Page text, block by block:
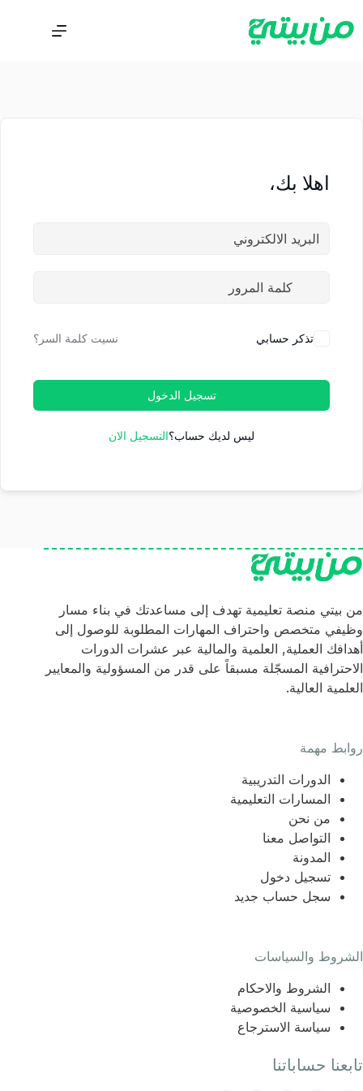
اهلا بك،
تذكر حسابي نسيت كلمة السر؟
تسجيل الدخول
ليس لديك حساب؟التسجيل الان
من بيتي منصة تعليمية تهدف إلى مساعدتك في بناء مسار
وظيفي متخصص واحتراف المهارات المطلوبة للوصول إلى
أهدافك العملية, العلمية والمالية عبر عشرات الدورات
الاحترافية المسجّلة مسبقاً على قدر من المسؤولية والمعايير
العلمية العالية.
روابط مهمة
الدورات التدريبية
المسارات التعليمية
من نحن
التواصل معنا
المدونة
تسجيل دخول
سجل حساب جديد
الشروط والسياسات
الشروط والاحكام
سياسية الخصوصية
سياسة الاسترجاع
تابعنا حساباتنا